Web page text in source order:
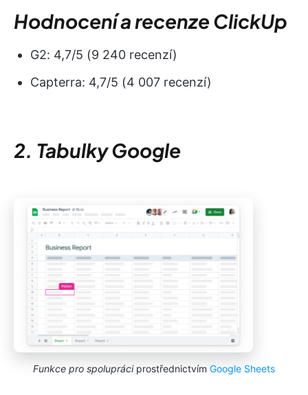
Hodnocení a recenze ClickUp
G2: 4,7/5 (9 240 recenzí)
Capterra: 4,7/5 (4 007 recenzí)
2. Tabulky Google
Funkce pro spolupráciprostřednictvím Google Sheets